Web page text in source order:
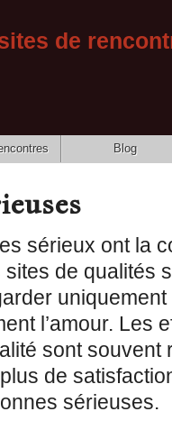
Blog
sérieux ont la
de qualités
l’amour. Les
sont
de
sérieuses.